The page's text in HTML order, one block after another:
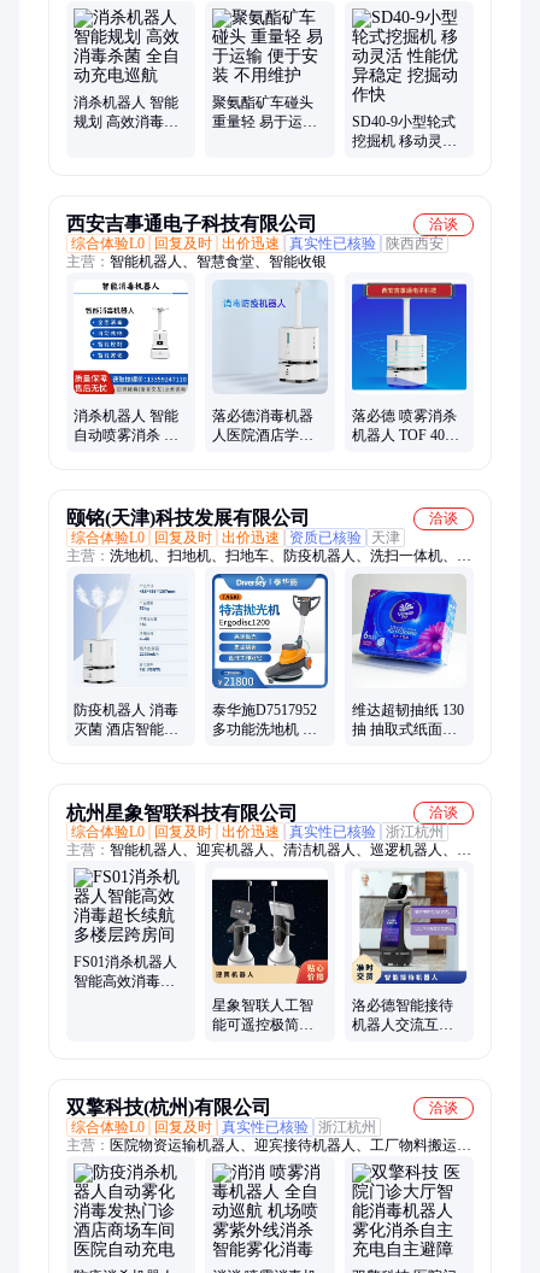
机、切轨机、渣浆泵、翻斗式矿车、电动叉车、路面抹光机、混
凝土搅拌机、履带运输车、破碎机、喷浆机、铁路枕木
消杀机器人 智能
规划 高效消毒杀
聚氨酯矿车碰头
重量轻 易于运输
SD40-9小型轮式
挖掘机 移动灵活
西安吉事通电子科技有限公司
洽谈
综合体验L0
回复及时 出价迅速 真实性已核验 陕西西安
主营： 智能机器人、智慧食堂、智能收银
消杀机器人 智能
自动喷雾消杀 幼
落必德消毒机器
人医院酒店学校
落必德 喷雾消杀
机器人 TOF 40米
颐铭(天津)科技发展有限公司
洽谈
综合体验L0
回复及时 出价迅速 资质已核验
天津
主营： 洗地机、扫地机、扫地车、防疫机器人、洗扫一体机、尘
推车、工业吸尘器、高压清洗机、地毯清洗机、沙发清洗机、刷
地机、垃圾桶、垃圾袋、晶面护理机、清洁工具、清洁剂、地板
蜡、清洁车、扫雪机、吹干机、扶梯清洗机、玻璃刮
防疫机器人 消毒
灭菌 酒店智能消
泰华施D7517952
多功能洗地机 特
维达超韧抽纸 130
抽 抽取式纸面巾
杭州星象智联科技有限公司
洽谈
综合体验L0
回复及时 出价迅速 真实性已核验 浙江杭州
主营： 智能机器人、迎宾机器人、清洁机器人、巡逻机器人、智
能接待机器人、全能楼宇配送机器人、全自动送餐机器人、智能
人形机器人、智能仿生美女机器人、服务交互机器人、商用清洁
机器人、美女机器人、室外无人配送车、智能无人驾驶配送车
FS01消杀机器人
智能高效消毒超
星象智联人工智
能可遥控极简设
洛必德智能接待
机器人交流互动
双擎科技(杭州)有限公司
洽谈
综合体验L0
回复及时 真实性已核验 浙江杭州
主营： 医院物资运输机器人、迎宾接待机器人、工厂物料搬运机
器人、消毒机器人、导览机器人、标本运输机器人、内镜运输机
器人